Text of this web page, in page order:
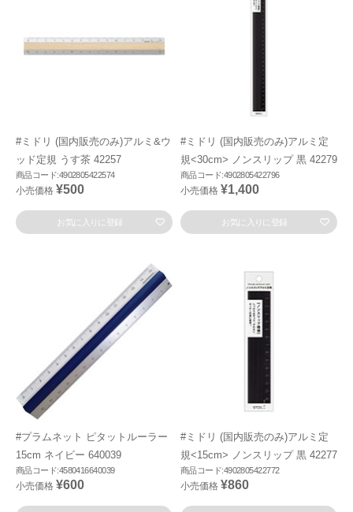
#ミドリ (国内販売のみ)アルミ&ウ
ッド定規 うす茶 42257
商品コード:4902805422574
小売価格 ¥500
お気に入りに登録
#ミドリ (国内販売のみ)アルミ定
規<30cm> ノンスリップ 黒 42279
商品コード:4902805422796
小売価格 ¥1,400
お気に入りに登録
#プラムネット ピタットルーラー
15cm ネイビー 640039
商品コード:4580416640039
小売価格 ¥600
#ミドリ (国内販売のみ)アルミ定
規<15cm> ノンスリップ 黒 42277
商品コード:4902805422772
小売価格 ¥860